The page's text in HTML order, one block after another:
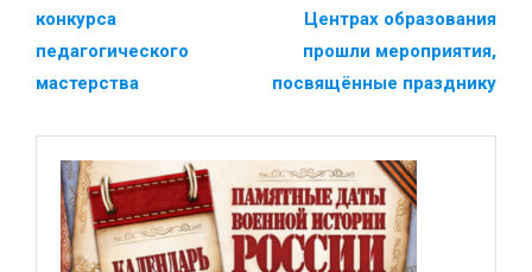
конкурса
педагогического
мастерства
Центрах образования
прошли мероприятия,
посвящённые празднику